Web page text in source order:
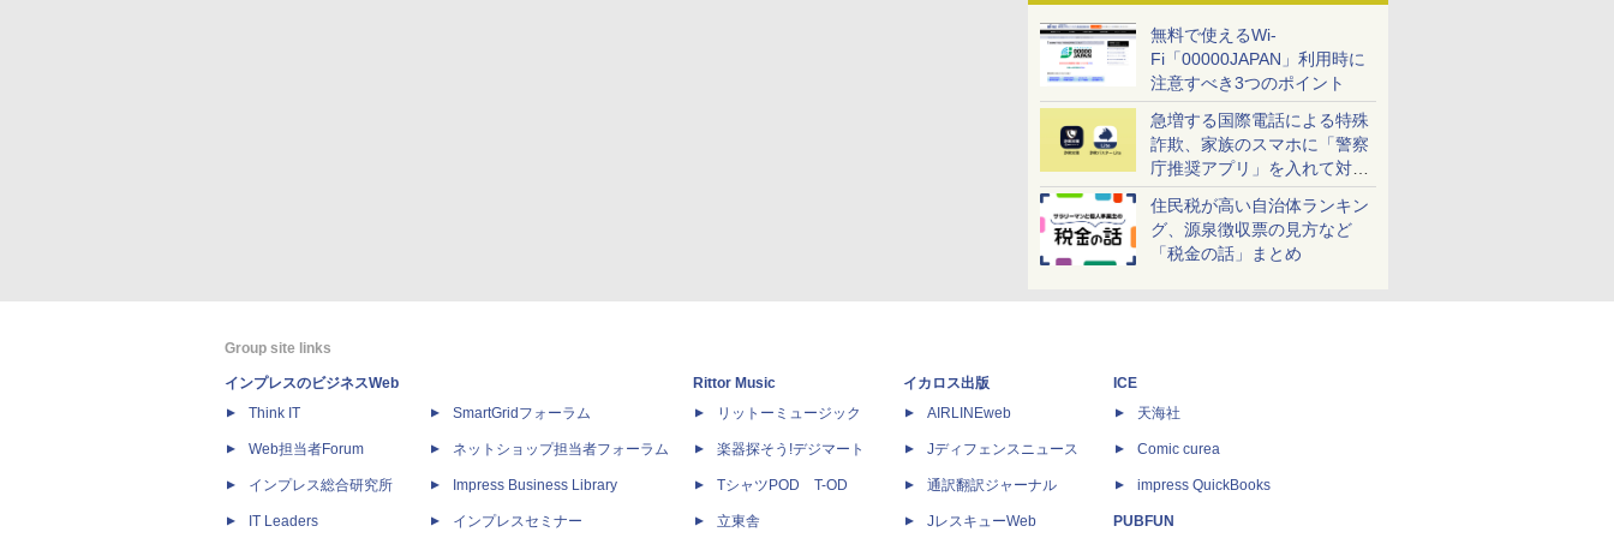
無料で使えるWi-
Fi「00000JAPAN」利用時に
注意すべき3つのポイント
急増する国際電話による特殊
詐欺、家族のスマホに「警察
庁推奨アプリ」を入れて対策
しよう！
住民税が高い自治体ランキン
グ、源泉徴収票の見方など
「税金の話」まとめ
Group site links
インプレスのビジネスWeb
Think IT
Web担当者Forum
インプレス総合研究所
IT Leaders
SmartGridフォーラム
ネットショップ担当者フォーラム
Impress Business Library
インプレスセミナー
Rittor Music
リットーミュージック
楽器探そう!デジマート
TシャツPOD T-OD
立東舎
イカロス出版
AIRLINEweb
Jディフェンスニュース
通訳翻訳ジャーナル
JレスキューWeb
ICE
天海社
Comic curea
impress QuickBooks
PUBFUN